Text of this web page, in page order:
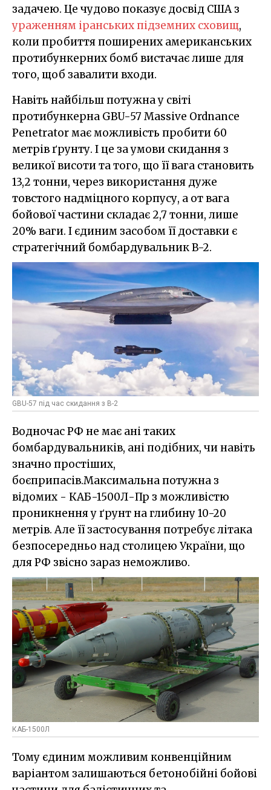
задачею. Це чудово показує досвід США з
ураженням іранських підземних сховищ,
коли пробиття поширених американських
протибункерних бомб вистачає лише для
того, щоб завалити входи.
Навіть найбільш потужна у світі
протибункерна GBU-57 Massive Ordnance
Penetrator має можливість пробити 60
метрів ґрунту. І це за умови скидання з
великої висоти та того, що її вага становить
13,2 тонни, через використання дуже
товстого надміцного корпусу, а от вага
бойової частини складає 2,7 тонни, лише
20% ваги. І єдиним засобом її доставки є
стратегічний бомбардувальник B-2.
GBU-57 під час скидання з B-2
Водночас РФ не має ані таких
бомбардувальників, ані подібних, чи навіть
значно простіших,
боєприпасів.Максимальна потужна з
відомих - КАБ-1500Л-Пр з можливістю
проникнення у ґрунт на глибину 10-20
метрів. Але її застосування потребує літака
безпосередньо над столицею України, що
для РФ звісно зараз неможливо.
КАБ-1500Л
Тому єдиним можливим конвенційним
варіантом залишаються бетонобійні бойові